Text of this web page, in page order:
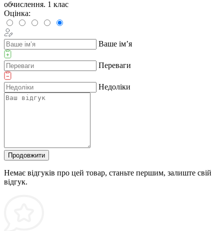
обчислення. 1 клас
Оцінка:
Ваше ім’я
Переваги
Недоліки
Продовжити
Немає відгуків про цей товар, станьте першим, залиште свій
відгук.